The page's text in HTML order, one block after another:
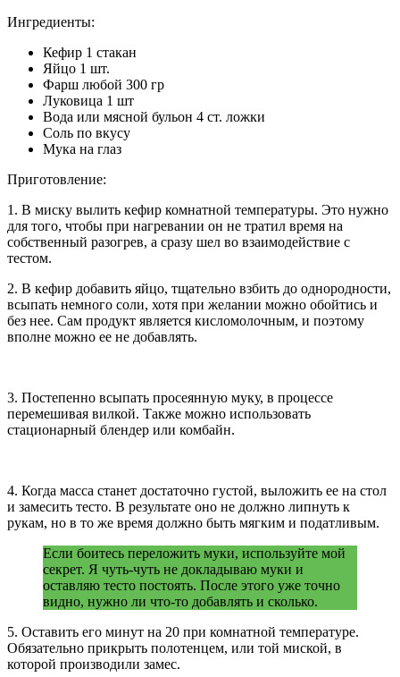
Ингредиенты:
Кефир 1 стакан
Яйцо 1 шт.
Фарш любой 300 гр
Луковица 1 шт
Вода или мясной бульон 4 ст. ложки
Соль по вкусу
Мука на глаз
Приготовление:
1. В миску вылить кефир комнатной температуры. Это нужно
для того, чтобы при нагревании он не тратил время на
собственный разогрев, а сразу шел во взаимодействие с
тестом.
2. В кефир добавить яйцо, тщательно взбить до однородности,
всыпать немного соли, хотя при желании можно обойтись и
без нее. Сам продукт является кисломолочным, и поэтому
вполне можно ее не добавлять.
3. Постепенно всыпать просеянную муку, в процессе
перемешивая вилкой. Также можно использовать
стационарный блендер или комбайн.
4. Когда масса станет достаточно густой, выложить ее на стол
и замесить тесто. В результате оно не должно липнуть к
рукам, но в то же время должно быть мягким и податливым.
Если боитесь переложить муки, используйте мой
секрет. Я чуть-чуть не докладываю муки и
оставляю тесто постоять. После этого уже точно
видно, нужно ли что-то добавлять и сколько.
5. Оставить его минут на 20 при комнатной температуре.
Обязательно прикрыть полотенцем, или той миской, в
которой производили замес.